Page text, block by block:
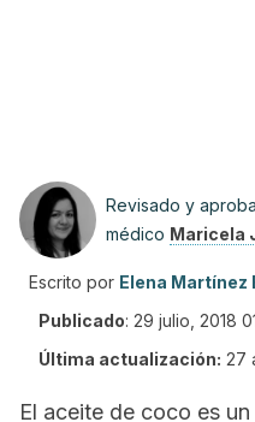
Revisado y
médico Maricela
Escrito por Elena Martínez
Publicado: 29 julio, 2018
Última actualización: 27
El aceite de coco es